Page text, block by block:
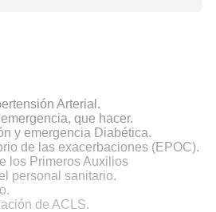
Arterial.
que hacer.
y emergencia Diabética.
de las exacerbaciones (EPOC).
los Primeros Auxilios
personal sanitario.
de ACLS.